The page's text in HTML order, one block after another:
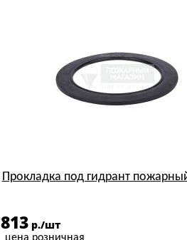
Прокладка под гидрант
813 р./шт